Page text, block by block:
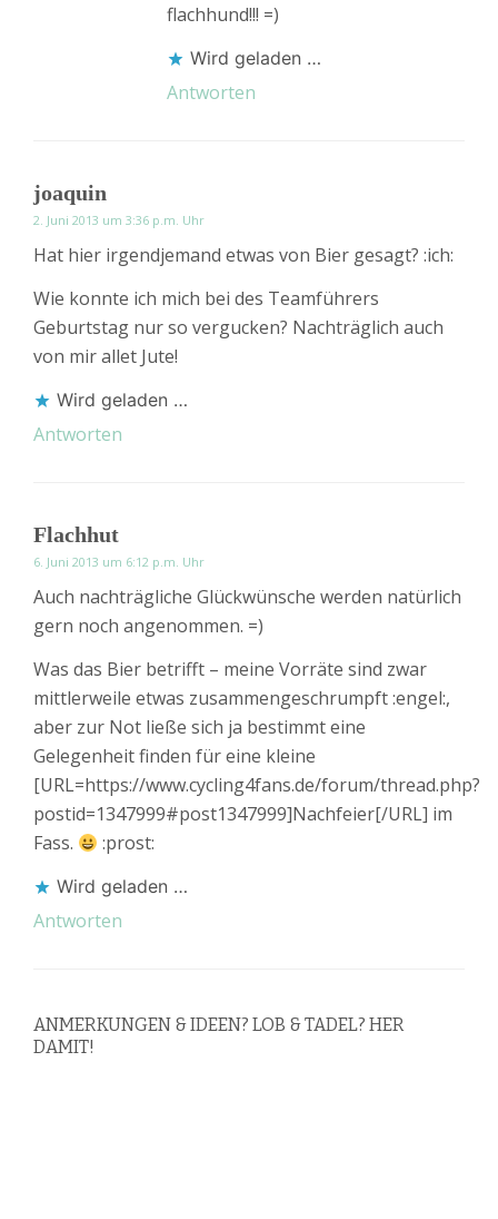
flachhund!!! =)
Wird geladen …
Antworten
joaquin
2. Juni 2013 um 3:36 p.m. Uhr
Hat hier irgendjemand etwas von Bier gesagt? :ich:
Wie konnte ich mich bei des Teamführers
Geburtstag nur so vergucken? Nachträglich auch
von mir allet Jute!
Wird geladen …
Antworten
Flachhut
6. Juni 2013 um 6:12 p.m. Uhr
Auch nachträgliche Glückwünsche werden natürlich
gern noch angenommen. =)
Was das Bier betrifft – meine Vorräte sind zwar
mittlerweile etwas zusammengeschrumpft :engel:,
aber zur Not ließe sich ja bestimmt eine
Gelegenheit finden für eine kleine
[URL=https://www.cycling4fans.de/forum/thread.php?
postid=1347999#post1347999]Nachfeier[/URL] im
Fass.
:prost:
Wird geladen …
Antworten
ANMERKUNGEN & IDEEN? LOB & TADEL? HER
DAMIT!